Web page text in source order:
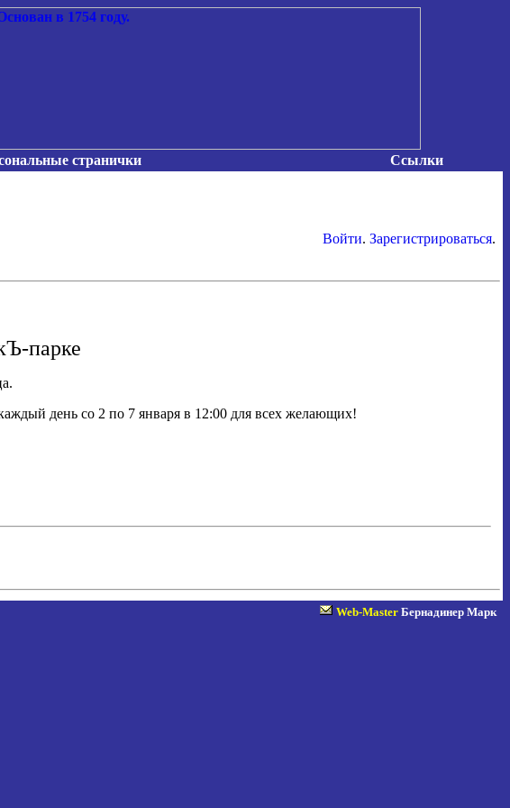
странички Ссылки
Войти. Зарегистрироваться.
парке
день со 2 по 7 января в 12:00 для всех желающих!
Web-Master Бернадинер Марк